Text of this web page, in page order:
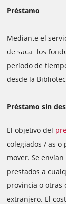
Préstamo
Mediante el
de sacar los
período de
desde la
Préstamo sin
El objetivo del
colegiados / as o
mover. Se
prestados a
provincia o otras
extranjero. El